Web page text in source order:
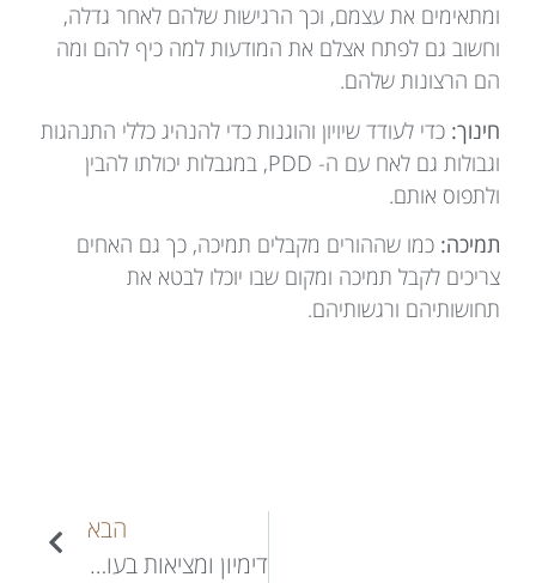
ומתאימים את עצמם, וכך הרגישות שלהם לאחר גדלה,
וחשוב גם לפתח אצלם את המודעות למה כיף להם ומה
הם הרצונות שלהם.
חינוך: כדי לעודד שיויון והוגנות כדי להנהיג כללי התנהגות
וגבולות גם לאח עם ה- PDD, במגבלות יכולתו להבין
ולתפוס אותם.
תמיכה: כמו שההורים מקבלים תמיכה, כך גם האחים
צריכים לקבל תמיכה ומקום שבו יוכלו לבטא את
תחושותיהם ורגשותיהם.
הבא
דימיון ומציאות בעולמם של ילדים